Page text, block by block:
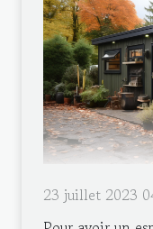
23 juillet 2023